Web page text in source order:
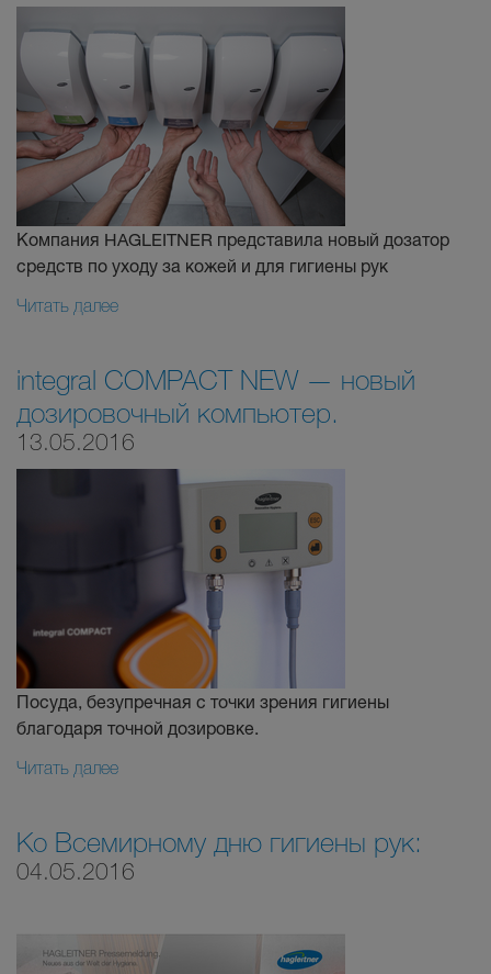
Компания HAGLEITNER представила новый дозатор
средств по уходу за кожей и для гигиены рук
Читать далее
integral COMPACT NEW — новый
дозировочный компьютер.
13.05.2016
Посуда, безупречная с точки зрения гигиены
благодаря точной дозировке.
Читать далее
Ко Всемирному дню гигиены рук:
04.05.2016